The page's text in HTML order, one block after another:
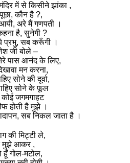
में से किसीने झांका ,
कौन है ?,
अरे मैं गणपती ।
है, सुनेगी ?
प्रभु, सब करूँगी ।
जी बोले –
पास आनंद के लिए,
मन करना,
सोने की दूर्वा,
सोने के फूल
कोई जगमगाहट
होती है मुझे ।
सब निकल जाता है ।
की मिट्टी ले,
मुझे आकर ,
हूँ गोल-मटोल,